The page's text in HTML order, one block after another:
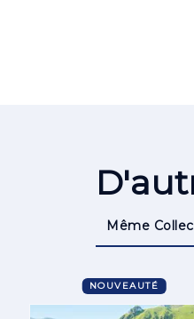
Même
NOUVEAUTÉ